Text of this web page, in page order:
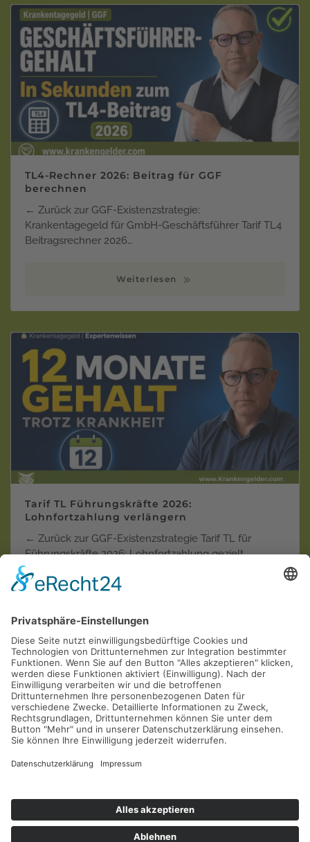
TL4-Rechner 2026: Beitrag für GGF
berechnen
← Zurück zur GGF-Existenzstrategie:
Krankentagegeld für GmbH-Geschäftsführer Tarif TL4
Beitragsrechner 2026…
Weiterlesen
Tarif TL Führungskräfte 2026:
Lohnfortzahlung verlängern
← Zurück zur GGF-Existenzstrategie Tarif TL für
Führungskräfte 2026: Lohnfortzahlung gezielt
verlänger…
Krankentagegeld der "Privaten"
Krankenversicherungen in der Einzel-Kritik
AOL Allianz ARAG AXA Barmenia
Continentale Deutscher Ring DEVK
Debeka DFV DKV Generali
Hallesche HanseMerkur
R+V SDK
Württembergische